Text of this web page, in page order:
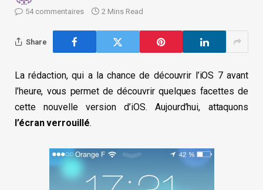
54 commentaires
2 Mins Read
Share
La rédaction, qui a la chance de découvrir l’iOS 7 avant
l’heure, vous permet de découvrir quelques facettes de
cette nouvelle version d’iOS. Aujourd’hui, attaquons
l’écran verrouillé.